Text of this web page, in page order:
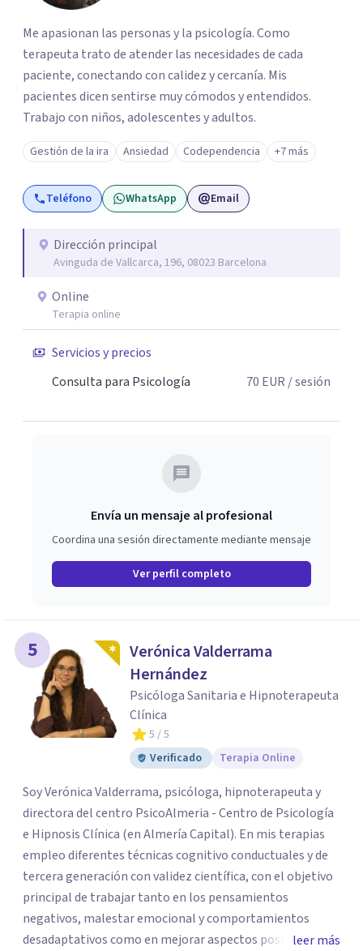
Me apasionan las personas y la psicología. Como
terapeuta trato de atender las necesidades de cada
paciente, conectando con calidez y cercanía. Mis
pacientes dicen sentirse muy cómodos y entendidos.
Trabajo con niños, adolescentes y adultos.
Gestión de la ira Ansiedad Codependencia +7 más
Teléfono WhatsApp Email
Dirección principal
Avinguda de Vallcarca, 196, 08023 Barcelona
Online
Terapia online
Servicios y precios
Consulta para Psicología
70 EUR / sesión
Envía un mensaje al profesional
Coordina una sesión directamente mediante mensaje
Ver perfil completo
5
Verónica Valderrama
Hernández
Psicóloga Sanitaria e Hipnoterapeuta
Clínica
5 / 5
Verificado
Terapia Online
Soy Verónica Valderrama, psicóloga, hipnoterapeuta y
directora del centro PsicoAlmeria - Centro de Psicología
e Hipnosis Clínica (en Almería Capital). En mis terapias
empleo diferentes técnicas cognitivo conductuales y de
tercera generación con validez científica, con el objetivo
principal de trabajar tanto en los pensamientos
negativos, malestar emocional y comportamientos
desadaptativos como en mejorar aspectos positivos,leer más